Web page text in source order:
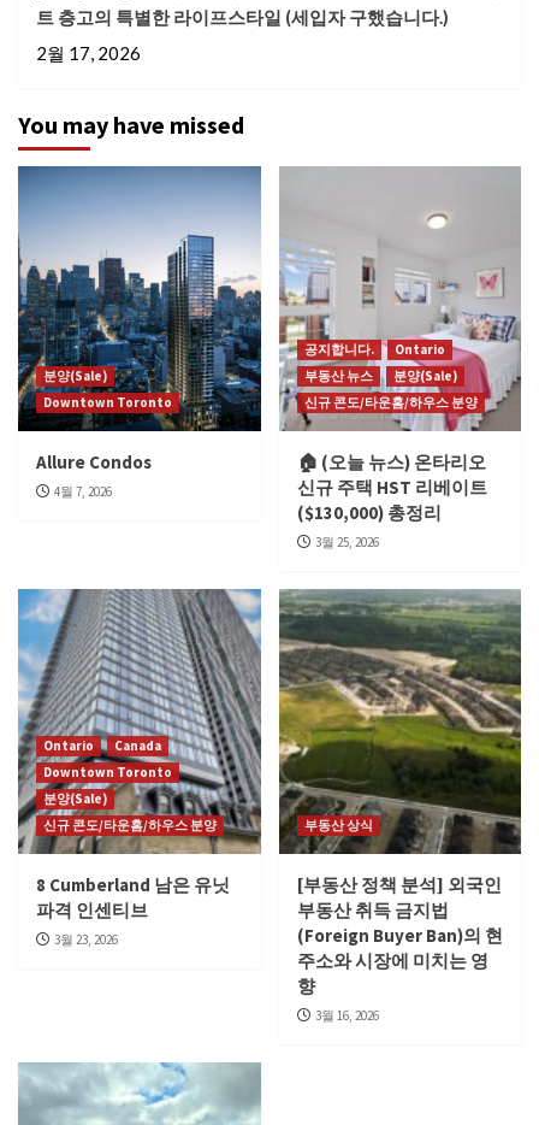
트 층고의 특별한 라이프스타일 (세입자 구했습니다.)
2월 17, 2026
You may have missed
분양(Sale)
Downtown Toronto
Allure Condos
4월 7, 2026
공지합니다.
Ontario
부동산 뉴스
분양(Sale)
신규 콘도/타운홈/하우스 분양
🏠 (오늘 뉴스) 온타리오
신규 주택 HST 리베이트
($130,000) 총정리
3월 25, 2026
Ontario
Canada
Downtown Toronto
분양(Sale)
신규 콘도/타운홈/하우스 분양
8 Cumberland 남은 유닛
파격 인센티브
3월 23, 2026
부동산 상식
[부동산 정책 분석] 외국인
부동산 취득 금지법
(Foreign Buyer Ban)의 현
주소와 시장에 미치는 영
향
3월 16, 2026